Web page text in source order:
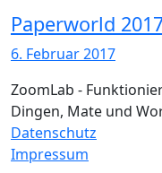
Paperworld
6. Februar 2017
ZoomLab -
Dingen, Mate und
Datenschutz
Impressum